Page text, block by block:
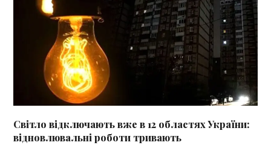
Світло відключають вже в 12 областях України:
відновлювальні роботи тривають